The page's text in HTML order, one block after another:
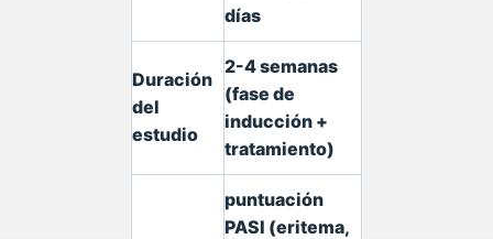
días
Duración
del
estudio
2-4 semanas
(fase de
inducción +
tratamiento)
puntuación
PASI (eritema,